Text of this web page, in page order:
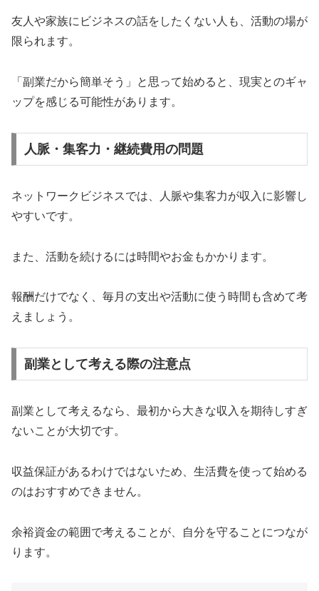
友人や家族にビジネスの話をしたくない人も、活動の場が
限られます。
「副業だから簡単そう」と思って始めると、現実とのギャ
ップを感じる可能性があります。
人脈・集客力・継続費用の問題
ネットワークビジネスでは、人脈や集客力が収入に影響し
やすいです。
また、活動を続けるには時間やお金もかかります。
報酬だけでなく、毎月の支出や活動に使う時間も含めて考
えましょう。
副業として考える際の注意点
副業として考えるなら、最初から大きな収入を期待しすぎ
ないことが大切です。
収益保証があるわけではないため、生活費を使って始める
のはおすすめできません。
余裕資金の範囲で考えることが、自分を守ることにつなが
ります。